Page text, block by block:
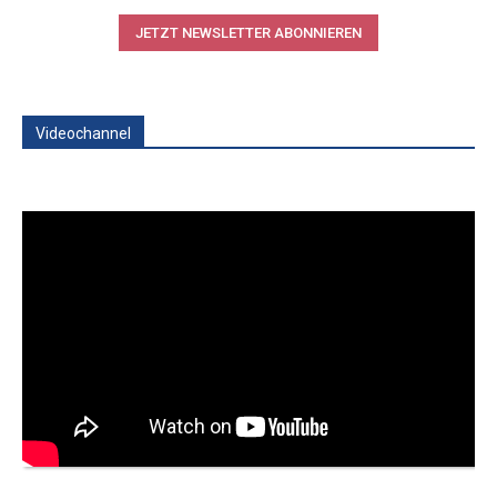
JETZT NEWSLETTER ABONNIEREN
Videochannel